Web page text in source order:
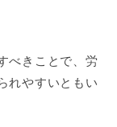
べきことで、労
れやすいともい